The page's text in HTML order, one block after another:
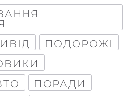
ПОДОРОЖІ
ПОРАДИ